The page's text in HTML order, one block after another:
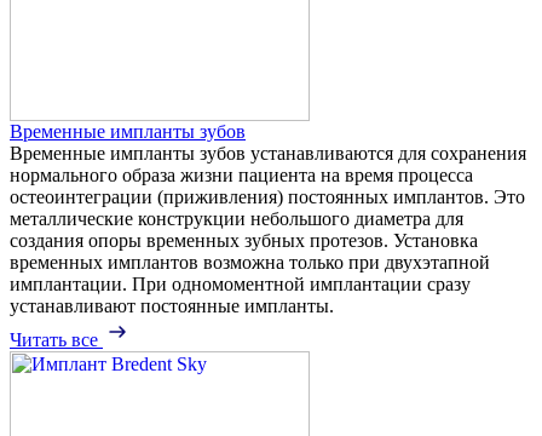
Временные импланты зубов
Временные импланты зубов устанавливаются для сохранения
нормального образа жизни пациента на время процесса
остеоинтеграции (приживления) постоянных имплантов. Это
металлические конструкции небольшого диаметра для
создания опоры временных зубных протезов. Установка
временных имплантов возможна только при двухэтапной
имплантации. При одномоментной имплантации сразу
устанавливают постоянные импланты.
Читать все